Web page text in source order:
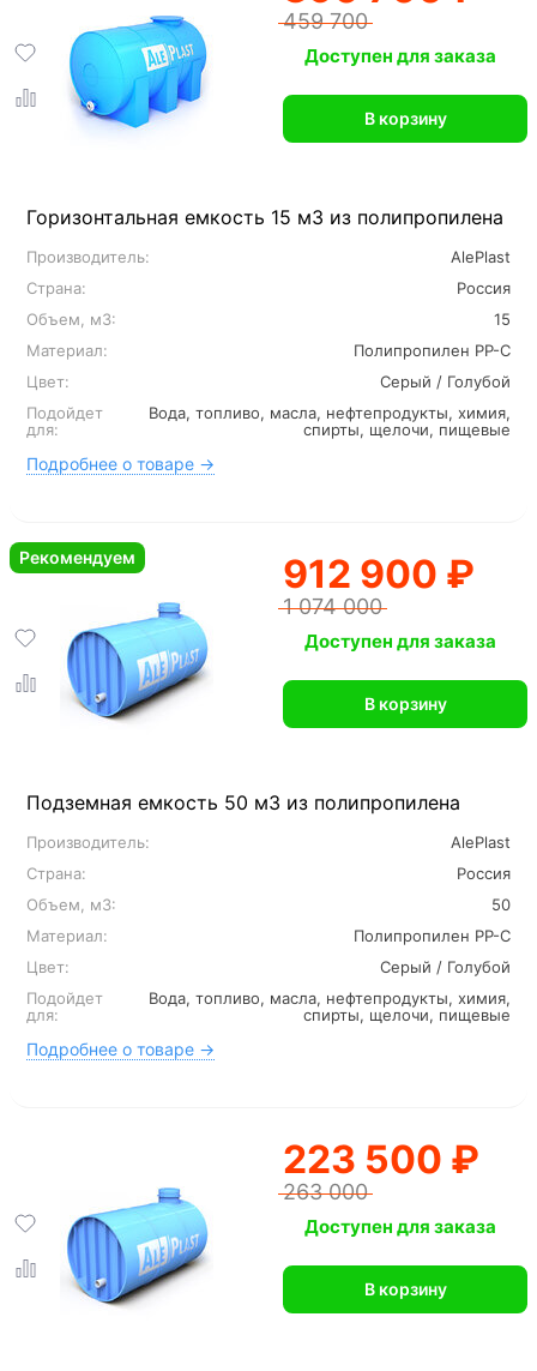
Горизонтальная емкость 15 м3 из полипропилена
Производитель:
AlePlast
Страна:
Россия
Объем, м3:
15
Материал:
Полипропилен PP-C
Цвет:
Серый / Голубой
Подойдет
для:
Вода, топливо, масла, нефтепродукты, химия,
спирты, щелочи, пищевые
Подробнее о товаре →
459 700
Доступен для заказа
В корзину
Подземная емкость 50 м3 из полипропилена
Производитель:
AlePlast
Страна:
Россия
Объем, м3:
50
Материал:
Полипропилен PP-C
Цвет:
Серый / Голубой
Подойдет
для:
Вода, топливо, масла, нефтепродукты, химия,
спирты, щелочи, пищевые
Подробнее о товаре →
912 900 ₽
1 074 000
Рекомендуем
Доступен для заказа
В корзину
223 500 ₽
263 000
Доступен для заказа
В корзину